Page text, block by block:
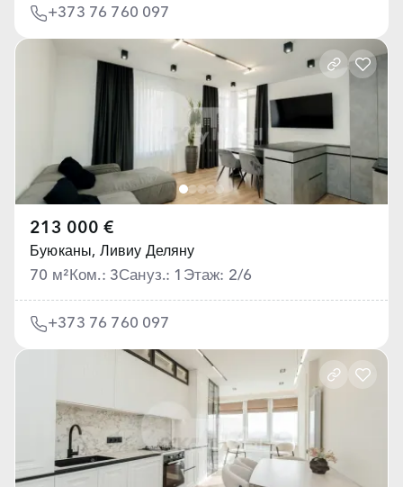
+373 76 760 097
213 000 €
Буюканы, Ливиу Деляну
70 м² Ком.: 3Сануз.: 1 Этаж: 2/6
+373 76 760 097